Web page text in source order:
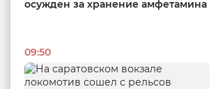
осужден за хранение амфетамина
09:50